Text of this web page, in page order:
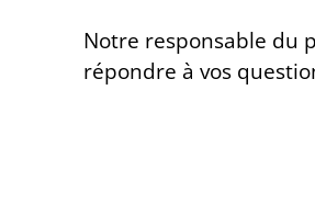
Notre responsable du
répondre à vos